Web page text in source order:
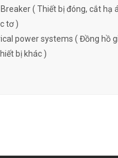
( Thiết bị đóng, cắt hạ
tơ )
power systems ( Đồng hồ
bị khác )